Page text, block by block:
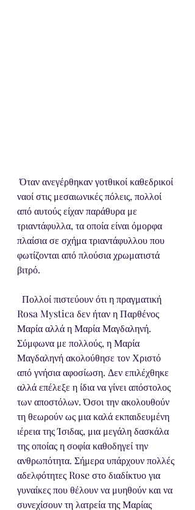
Όταν ανεγέρθηκαν γοτθικοί καθεδρικοί
ναοί στις μεσαιωνικές πόλεις, πολλοί
από αυτούς είχαν παράθυρα με
τριαντάφυλλα, τα οποία είναι όμορφα
πλαίσια σε σχήμα τριαντάφυλλου που
φωτίζονται από πλούσια χρωματιστά
βιτρό.
Rosa Mystica δεν ήταν η Παρθένος
Μαρία αλλά η Μαρία Μαγδαληνή.
Σύμφωνα με πολλούς, η Μαρία
Μαγδαληνή ακολούθησε τον Χριστό
από γνήσια αφοσίωση. Δεν επιλέχθηκε
αλλά επέλεξε η ίδια να γίνει απόστολος
των αποστόλων. Όσοι την ακολουθούν
τη θεωρούν ως μια καλά εκπαιδευμένη
ιέρεια της Ίσιδας, μια μεγάλη δασκάλα
της οποίας η σοφία καθοδηγεί την
ανθρωπότητα. Σήμερα υπάρχουν πολλές
αδελφότητες Rose στο διαδίκτυο για
γυναίκες που θέλουν να μυηθούν και να
συνεχίσουν τη λατρεία της Μαρίας